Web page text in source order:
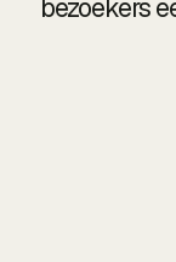
bezoekers